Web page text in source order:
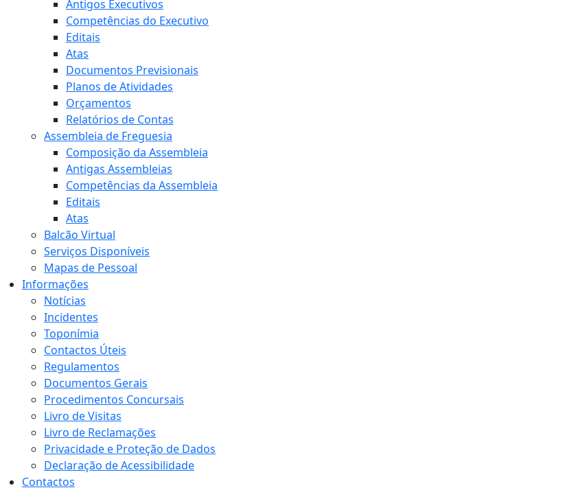
Antigos Executivos
Competências do Executivo
Editais
Atas
Documentos Previsionais
Planos de Atividades
Orçamentos
Relatórios de Contas
Assembleia de Freguesia
Composição da Assembleia
Antigas Assembleias
Competências da Assembleia
Editais
Atas
Balcão Virtual
Serviços Disponíveis
Mapas de Pessoal
Informações
Notícias
Incidentes
Toponímia
Contactos Úteis
Regulamentos
Documentos Gerais
Procedimentos Concursais
Livro de Visitas
Livro de Reclamações
Privacidade e Proteção de Dados
Declaração de Acessibilidade
Contactos